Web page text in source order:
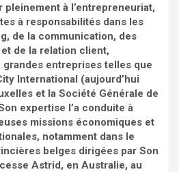
à l’entrepreneuriat,
à responsabilités dans les
de la communication, des
de la relation client,
grandes entreprises telles que
International (aujourd’hui
et la Société Générale de
expertise l’a conduite à
missions économiques et
notamment dans le
belges dirigées par Son
Astrid, en Australie, au